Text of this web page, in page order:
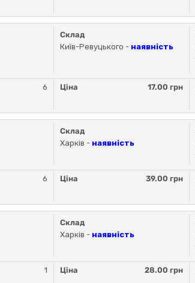
Склад
Київ-Ревуцького - наявність
6 Ціна 17.00 грн
Склад
Харків - наявність
6 Ціна 39.00 грн
Склад
Харків - наявність
1 Ціна 28.00 грн